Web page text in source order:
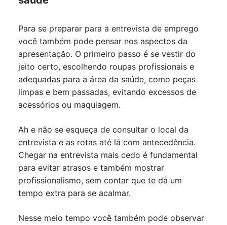
Para se preparar para a entrevista de emprego
você também pode pensar nos aspectos da
apresentação. O primeiro passo é se vestir do
jeito certo, escolhendo roupas profissionais e
adequadas para a área da saúde, como peças
limpas e bem passadas, evitando excessos de
acessórios ou maquiagem.
Ah e não se esqueça de consultar o local da
entrevista e as rotas até lá com antecedência.
Chegar na entrevista mais cedo é fundamental
para evitar atrasos e também mostrar
profissionalismo, sem contar que te dá um
tempo extra para se acalmar.
Nesse meio tempo você também pode observar